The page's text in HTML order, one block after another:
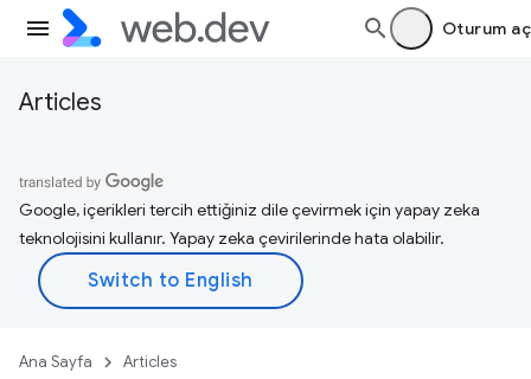
Oturum aç
Articles
Google, içerikleri tercih ettiğiniz dile çevirmek için yapay zeka
teknolojisini kullanır. Yapay zeka çevirilerinde hata olabilir.
Ana Sayfa Articles